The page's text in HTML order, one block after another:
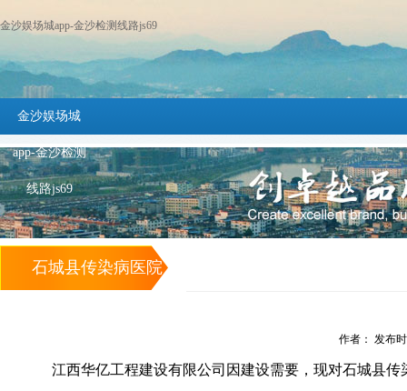
金沙娱场城app-金沙检测线路js69
金沙娱场城
app-金沙检测
线路js69
石城县传染病医院
作者： 发布
江西华亿工程建设有限公司因建设需要，现对石城县传